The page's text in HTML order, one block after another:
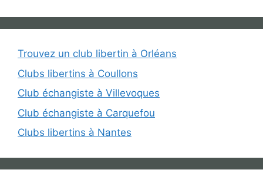
Trouvez un club libertin à Orléans
Clubs libertins à Coullons
Club échangiste à Villevoques
Club échangiste à Carquefou
Clubs libertins à Nantes